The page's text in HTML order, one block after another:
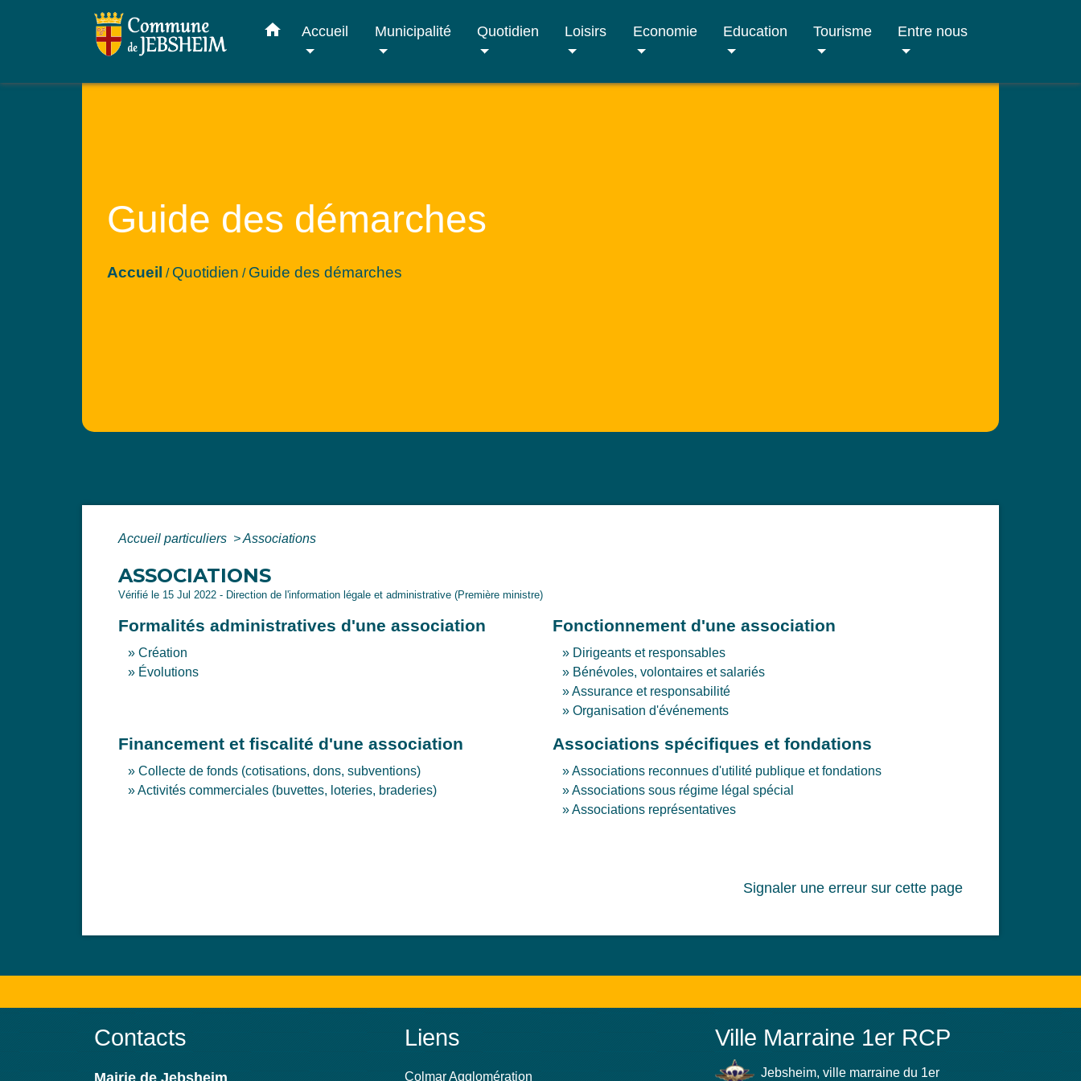
home Accueil Municipalité Quotidien Loisirs Economie Education Tourisme Entre nous
Guide des démarches
Accueil / Quotidien / Guide des démarches
Accueil particuliers >Associations
ASSOCIATIONS
Vérifié le 15 Jul 2022 - Direction de l'information légale et administrative (Première ministre)
Formalités administratives d'une association
Création
Évolutions
Fonctionnement d'une association
Dirigeants et responsables
Bénévoles, volontaires et salariés
Assurance et responsabilité
Organisation d'événements
Financement et fiscalité d'une association
Collecte de fonds (cotisations, dons, subventions)
Activités commerciales (buvettes, loteries, braderies)
Associations spécifiques et fondations
Associations reconnues d'utilité publique et fondations
Associations sous régime légal spécial
Associations représentatives
Signaler une erreur sur cette page
Contacts
Mairie de Jebsheim
Liens
Colmar Agglomération
Ville Marraine 1er RCP
Jebsheim, ville marraine du 1er